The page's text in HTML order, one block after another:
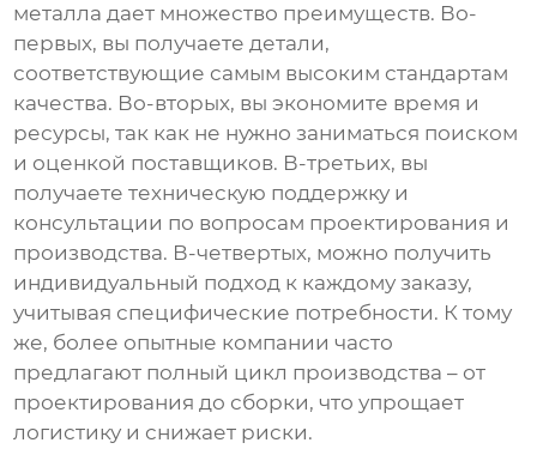
металла дает множество преимуществ. Во-
первых, вы получаете детали,
соответствующие самым высоким стандартам
качества. Во-вторых, вы экономите время и
ресурсы, так как не нужно заниматься поиском
и оценкой поставщиков. В-третьих, вы
получаете техническую поддержку и
консультации по вопросам проектирования и
производства. В-четвертых, можно получить
индивидуальный подход к каждому заказу,
учитывая специфические потребности. К тому
же, более опытные компании часто
предлагают полный цикл производства – от
проектирования до сборки, что упрощает
логистику и снижает риски.